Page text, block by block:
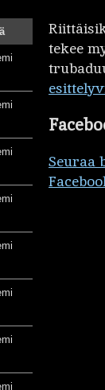
tekee
Seuraa